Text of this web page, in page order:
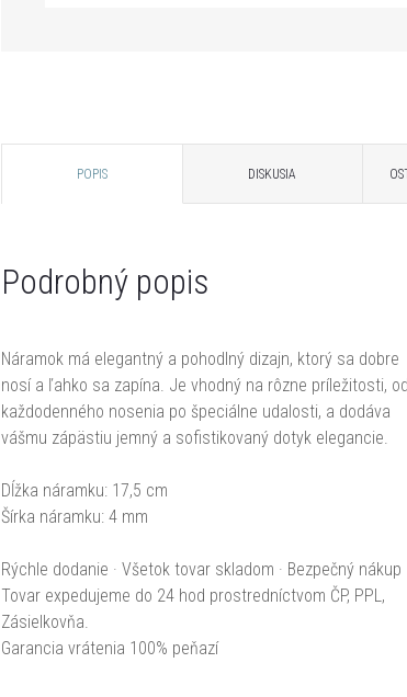
POPIS DISKUSIA
Podrobný popis
Náramok má elegantný a pohodlný dizajn, ktorý sa dobre
nosí a ľahko sa zapína. Je vhodný na rôzne príležitosti, od
každodenného nosenia po špeciálne udalosti, a dodáva
vášmu zápästiu jemný a sofistikovaný dotyk elegancie.
Dĺžka náramku: 17,5 cm
Šírka náramku: 4 mm
Rýchle dodanie · Všetok tovar skladom · Bezpečný nákup
Tovar expedujeme do 24 hod prostredníctvom ČP, PPL,
Zásielkovňa.
Garancia vrátenia 100% peňazí